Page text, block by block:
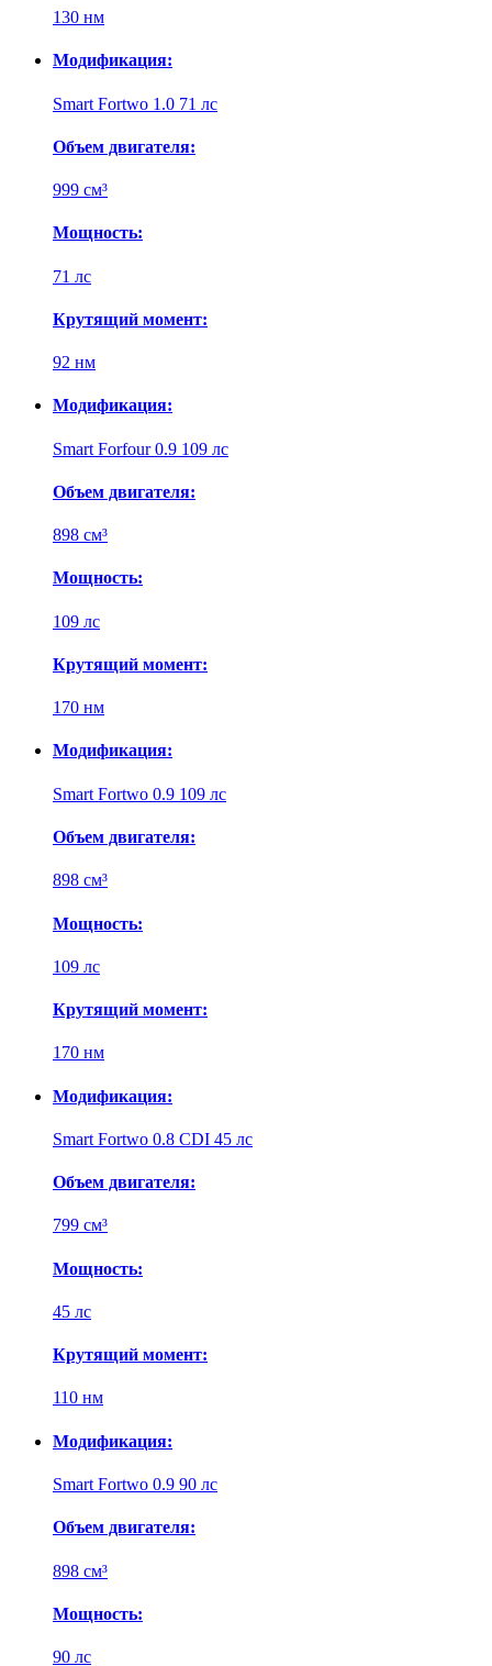
130 нм
Модификация:
Smart Fortwo 1.0 71 лс
Объем двигателя:
999 см³
Мощность:
71 лс
Крутящий момент:
92 нм
Модификация:
Smart Forfour 0.9 109 лс
Объем двигателя:
898 см³
Мощность:
109 лс
Крутящий момент:
170 нм
Модификация:
Smart Fortwo 0.9 109 лс
Объем двигателя:
898 см³
Мощность:
109 лс
Крутящий момент:
170 нм
Модификация:
Smart Fortwo 0.8 CDI 45 лс
Объем двигателя:
799 см³
Мощность:
45 лс
Крутящий момент:
110 нм
Модификация:
Smart Fortwo 0.9 90 лс
Объем двигателя:
898 см³
Мощность:
90 лс